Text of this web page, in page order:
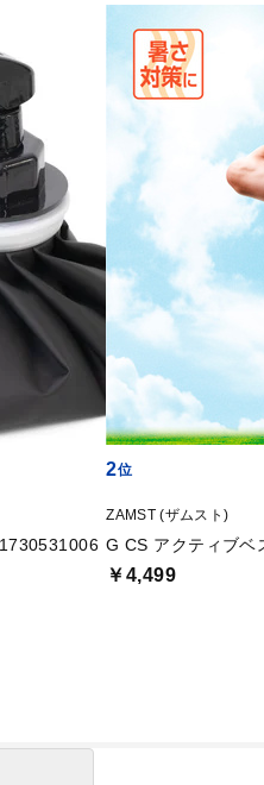
2
ZAMST (ザムスト)
G CS アクティブ
￥4,499